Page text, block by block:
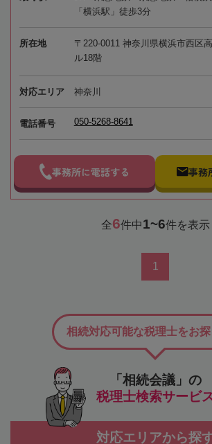
「横浜駅」徒歩3分
所在地
〒220-0011 神奈川県横浜市西区
ル18階
対応エリア 神奈川
電話番号 050-5268-8641
事務所に電話する 事務
全6件中1~6件を表示
1
「相続会議」の
税理士検索サービ
相続対応可能な税理士をお探
対応エリアから探